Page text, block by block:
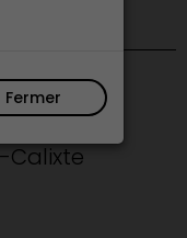
Fermer
Calixte